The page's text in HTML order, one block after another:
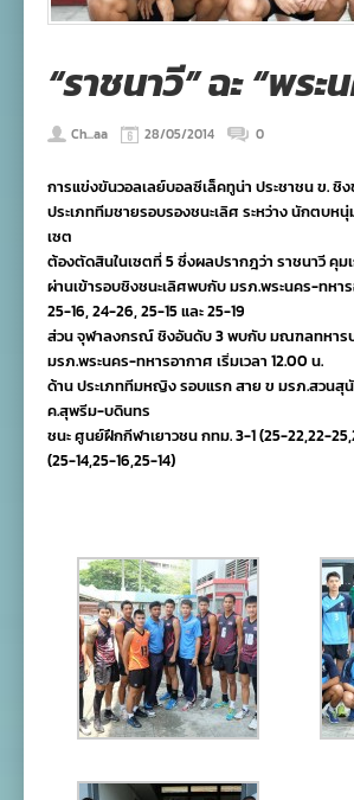
“ราชนาวี” ฉะ “พร
Ch...aa 28/05/2014 0
การแข่งขันวอลเลย์บอลซีเล็คทูน่า ประชาชน ข. ชิ
ประเภททีมชายรอบรองชนะเลิศ ระหว่าง นักตบ
เซต
ต้องตัดสินในเซตที่ 5 ซึ่งผลปรากฎว่า ราชนาวี คุม
ผ่านเข้ารอบชิงชนะเลิศพบกับ มรภ.พระนคร-ทหา
25-16, 24-26, 25-15 และ 25-19
ส่วน จุฬาลงกรณ์ ชิงอันดับ 3 พบกับ มณฑลทหารบก
มรภ.พระนคร-ทหารอากาศ เริ่มเวลา 12.00 น.
ด้าน ประเภททีมหญิง รอบแรก สาย ข มรภ.สวนสุ
ค.สุพรีม-บดินทร
ชนะ ศูนย์ฝึกกีฬาเยาวชน กทม. 3-1 (25-22,22-
(25-14,25-16,25-14)